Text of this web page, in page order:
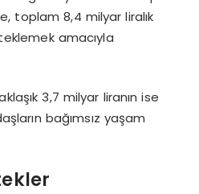
toplam 8,4 milyar liralık
amacıyla
3,7 milyar liranın ise
bağımsız yaşam